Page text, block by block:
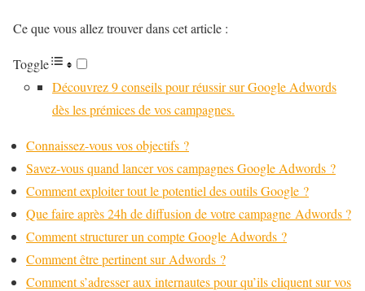
Ce que vous allez trouver dans cet article :
Toggle
Découvrez 9 conseils pour réussir sur Google Adwords
dès les prémices de vos campagnes.
Connaissez-vous vos objectifs ?
Savez-vous quand lancer vos campagnes Google Adwords ?
Comment exploiter tout le potentiel des outils Google ?
Que faire après 24h de diffusion de votre campagne Adwords ?
Comment structurer un compte Google Adwords ?
Comment être pertinent sur Adwords ?
Comment s’adresser aux internautes pour qu’ils cliquent sur vos